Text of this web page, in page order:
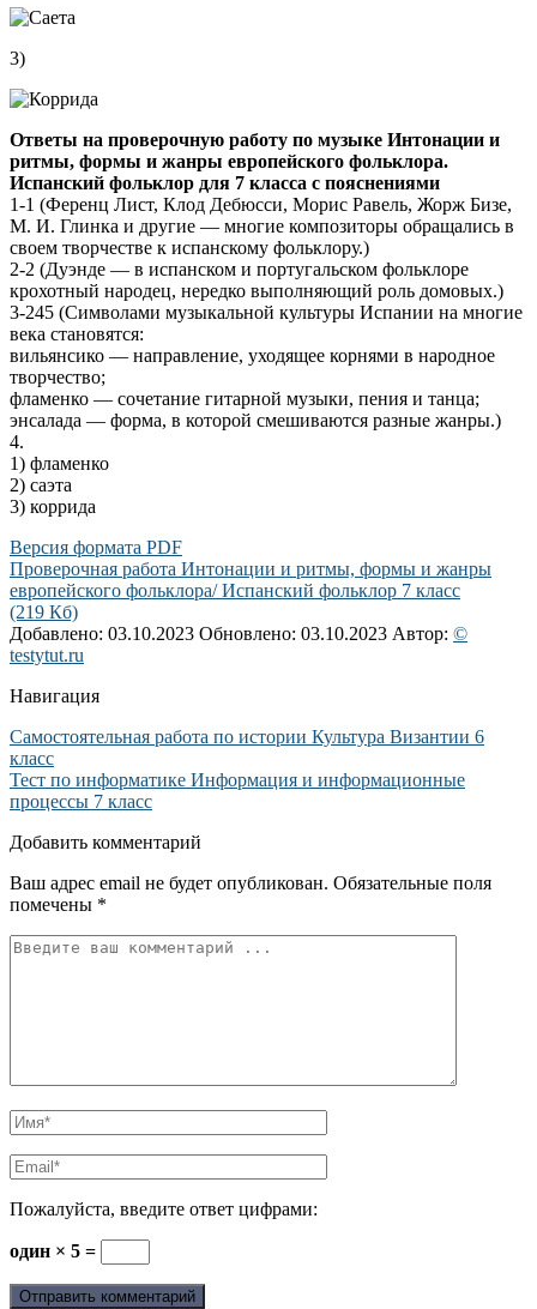
3)
Ответы на проверочную работу по музыке Интонации и
ритмы, формы и жанры европейского фольклора.
Испанский фольклор для 7 класса с пояснениями
1-1 (Ференц Лист, Клод Дебюсси, Морис Равель, Жорж Бизе,
М. И. Глинка и другие — многие композиторы обращались в
своем творчестве к испанскому фольклору.)
2-2 (Дуэнде — в испанском и португальском фольклоре
крохотный народец, нередко выполняющий роль домовых.)
3-245 (Символами музыкальной культуры Испании на многие
века становятся:
вильянсико — направление, уходящее корнями в народное
творчество;
фламенко — сочетание гитарной музыки, пения и танца;
энсалада — форма, в которой смешиваются разные жанры.)
4.
1) фламенко
2) саэта
3) коррида
Версия формата PDF
Проверочная работа Интонации и ритмы, формы и жанры
европейского фольклора/ Испанский фольклор 7 класс
(219 Кб)
Добавлено: 03.10.2023 Обновлено: 03.10.2023 Автор: ©
testytut.ru
Навигация
Самостоятельная работа по истории Культура Византии 6
класс
Тест по информатике Информация и информационные
процессы 7 класс
Добавить комментарий
Ваш адрес email не будет опубликован. Обязательные поля
помечены *
Пожалуйста, введите ответ цифрами:
один × 5 =